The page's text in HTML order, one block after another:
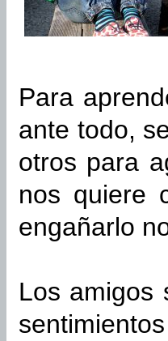
Para
ante todo,
otros para
nos quiere
engañarlo
Los amigos